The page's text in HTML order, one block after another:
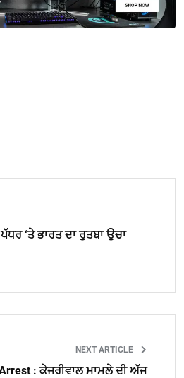
‘ਤੇ ਭਾਰਤ ਦਾ ਰੁਤਬਾ ਉਚਾ
NEXT ARTICLE
: ਕੇਜਰੀਵਾਲ ਮਾਮਲੇ ਦੀ ਅੱਜ